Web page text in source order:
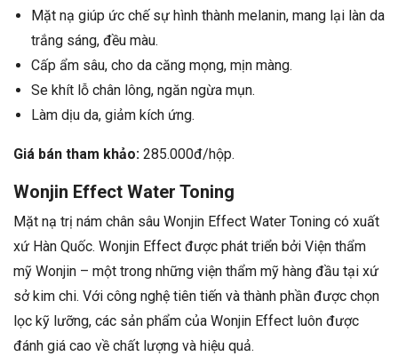
Mặt nạ giúp ức chế sự hình thành melanin, mang lại làn da
trắng sáng, đều màu.
Cấp ẩm sâu, cho da căng mọng, mịn màng.
Se khít lỗ chân lông, ngăn ngừa mụn.
Làm dịu da, giảm kích ứng.
Giá bán tham khảo: 285.000đ/hộp.
Wonjin Effect Water Toning
Mặt nạ trị nám chân sâu Wonjin Effect Water Toning có xuất
xứ Hàn Quốc. Wonjin Effect được phát triển bởi Viện thẩm
mỹ Wonjin – một trong những viện thẩm mỹ hàng đầu tại xứ
sở kim chi. Với công nghệ tiên tiến và thành phần được chọn
lọc kỹ lưỡng, các sản phẩm của Wonjin Effect luôn được
đánh giá cao về chất lượng và hiệu quả.